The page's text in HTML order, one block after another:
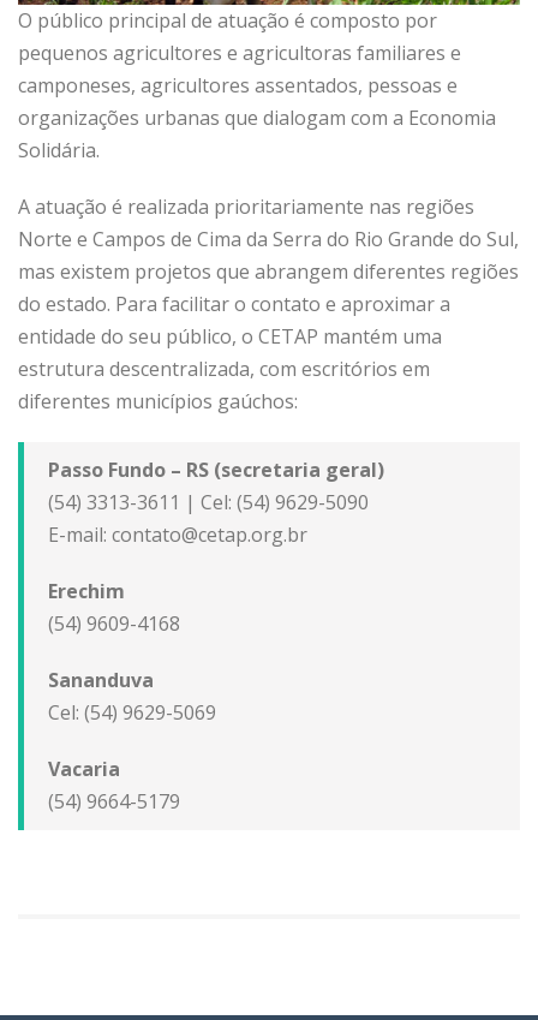
O público principal de atuação é composto por
pequenos agricultores e agricultoras familiares e
camponeses, agricultores assentados, pessoas e
organizações urbanas que dialogam com a Economia
Solidária.
A atuação é realizada prioritariamente nas regiões
Norte e Campos de Cima da Serra do Rio Grande do Sul,
mas existem projetos que abrangem diferentes regiões
do estado. Para facilitar o contato e aproximar a
entidade do seu público, o CETAP mantém uma
estrutura descentralizada, com escritórios em
diferentes municípios gaúchos:
Passo Fundo – RS (secretaria geral)
(54) 3313-3611 | Cel: (54) 9629-5090
E-mail: contato@cetap.org.br
Erechim
(54) 9609-4168
Sananduva
Cel: (54) 9629-5069
Vacaria
(54) 9664-5179